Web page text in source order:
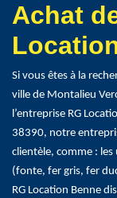
Achat
Si vous êtes à la
ville de Montalieu
l’entreprise RG
38390, notre
clientèle, comme :
(fonte, fer gris, fer
RG Location Benne